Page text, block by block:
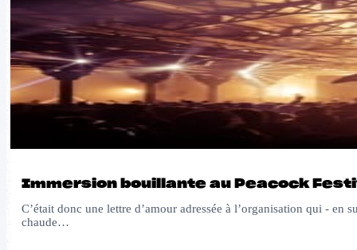
Immersion bouillante au Peacock
C’était donc une lettre d’amour adressée à l’organisation qui - en
chaude…